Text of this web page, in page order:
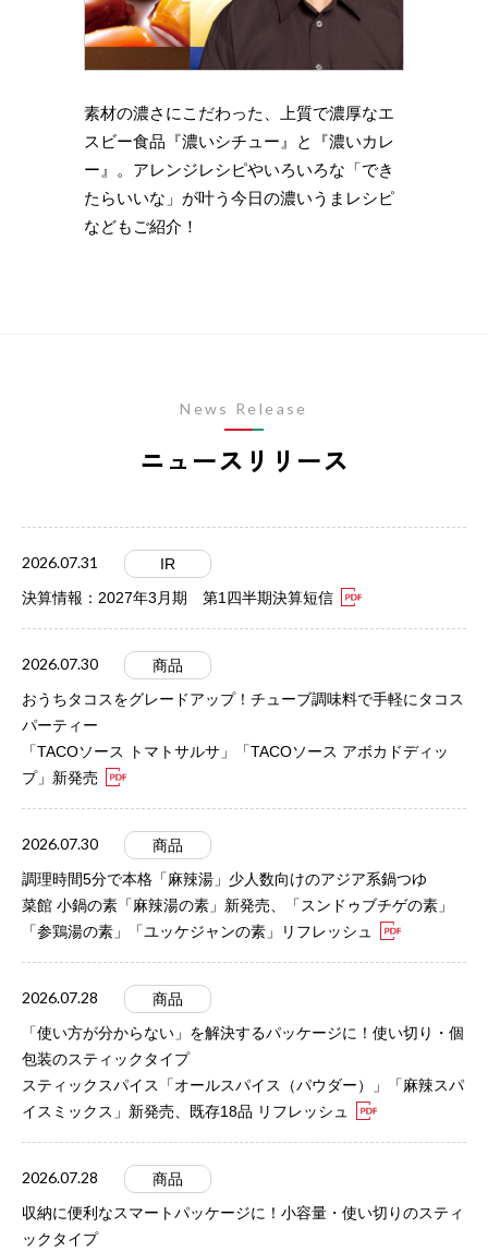
素材の濃さにこだわった、上質で濃厚なエ
スビー食品『濃いシチュー』と『濃いカレ
ー』。アレンジレシピやいろいろな「でき
たらいいな」が叶う今日の濃いうまレシピ
などもご紹介！
ニュースリリース
News Release
2026.07.31
IR
決算情報：2027年3月期 第1四半期決算短信
2026.07.30
商品
おうちタコスをグレードアップ！チューブ調味料で手軽にタコス
パーティー
「TACOソース トマトサルサ」「TACOソース アボカドディッ
プ」新発売
2026.07.30
商品
調理時間5分で本格「麻辣湯」少人数向けのアジア系鍋つゆ
菜館 小鍋の素「麻辣湯の素」新発売、「スンドゥブチゲの素」
「参鶏湯の素」「ユッケジャンの素」リフレッシュ
2026.07.28
商品
「使い方が分からない」を解決するパッケージに！使い切り・個
包装のスティックタイプ
スティックスパイス「オールスパイス（パウダー）」「麻辣スパ
イスミックス」新発売、既存18品 リフレッシュ
2026.07.28
商品
収納に便利なスマートパッケージに！小容量・使い切りのスティ
ックタイプ